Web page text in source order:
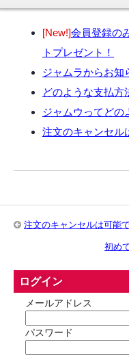
[New!]会員登録の
トプレゼント！
ジャムラからお
どのような支払方
ジャムウってどの
注文のキャンセル
注文のキャンセルは可能
初め
ログイン
メールアドレス
パスワード